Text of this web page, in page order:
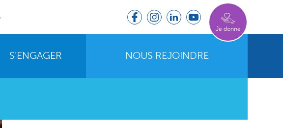
Je donne
S’ENGAGER NOUS REJOINDRE